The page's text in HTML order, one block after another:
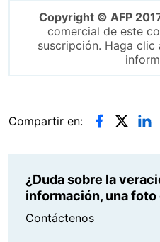
Copyright © AFP
comercial de este
suscripción. Haga clic
Compartir en:
¿Duda sobre la
información, una foto
Contáctenos